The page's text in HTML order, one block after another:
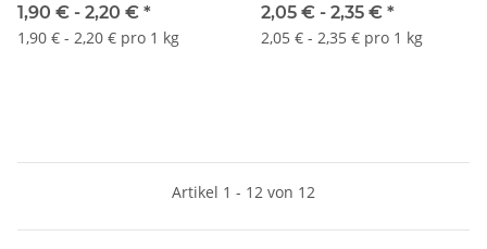
1,90 € - 2,20 € *
1,90 € - 2,20 € pro 1 kg
2,05 € - 2,35 € *
2,05 € - 2,35 € pro 1 kg
Artikel 1 - 12 von 12